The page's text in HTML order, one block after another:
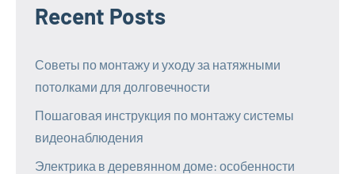
Recent Posts
Советы по монтажу и уходу за натяжными
потолками для долговечности
Пошаговая инструкция по монтажу системы
видеонаблюдения
Электрика в деревянном доме: особенности